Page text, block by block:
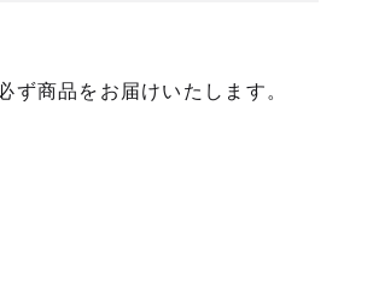
商品をお届けいたします。